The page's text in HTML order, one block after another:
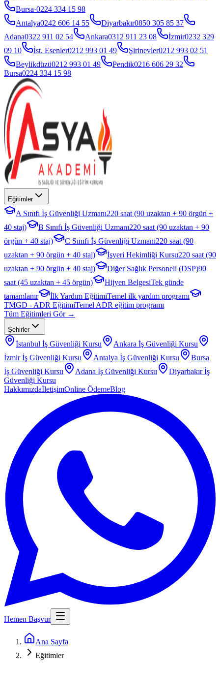
Bursa·0224 334 15 98
Antalya0242 606 14 55 Diyarbakır0850 305 85 37
Adana0322 911 02 54 Ankara0312 911 23 08 İzmir0232 329
09 10
İst. Esenler0212 993 01 49 Şirinevler0212 993 02 51
Beylikdüzü0212 993 01 49 Pendik0216 606 29 32
Bursa0224 334 15 98
Eğitimler
A Sınıfı İş Güvenliği Uzmanı220 saat (90 uzaktan + 90 örgün +
40 staj)
B Sınıfı İş Güvenliği Uzmanı220 saat (90 uzaktan + 90
örgün + 40 staj)
C Sınıfı İş Güvenliği Uzmanı220 saat (90
uzaktan + 90 örgün + 40 staj)
İşyeri Hekimliği Kursu220 saat (90
uzaktan + 90 örgün + 40 staj)
Diğer Sağlık Personeli (DSP)90
saat (45 uzaktan + 45 örgün)
Hijyen BelgesiTek günde
tamamlanır
İlk Yardım EğitimiTemel ilk yardım programı
TMGD - ADR EğitimiTemel ADR eğitim programı
Tüm Eğitimleri Gör →
Şehirler
İstanbul İş Güvenliği Kursu Ankara İş Güvenliği Kursu
İzmirİş Güvenliği Kursu Antalya İş Güvenliği Kursu
Bursa
İş Güvenliği Kursu
Adana İş Güvenliği Kursu Diyarbakırİş
Güvenliği Kursu
HakkımızdaİletişimOnline ÖdemeBlog
Hemen Başvur
Ana Sayfa
Eğitimler